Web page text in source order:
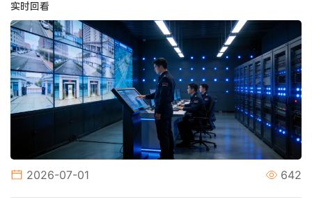
实时回看
2026-07-01 642